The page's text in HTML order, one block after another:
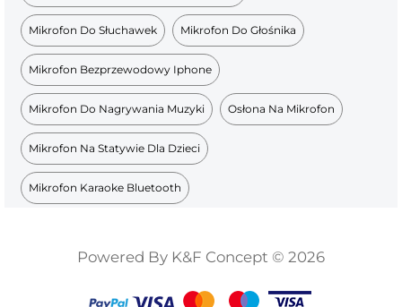
Mikrofon Do Słuchawek Mikrofon Do Głośnika
Mikrofon Bezprzewodowy Iphone
Mikrofon Do Nagrywania Muzyki Osłona Na Mikrofon
Mikrofon Na Statywie Dla Dzieci
Mikrofon Karaoke Bluetooth
Powered By K&F Concept © 2026